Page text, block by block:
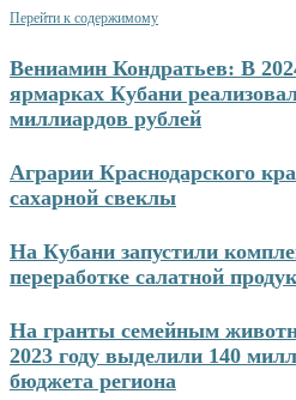
Перейти к содержимому
Вениамин Кондратьев: В
ярмарках Кубани
миллиардов рублей
Аграрии Краснодарского
сахарной свеклы
На Кубани запустили
переработке салатной
На гранты семейным
2023 году выделили 140
бюджета региона